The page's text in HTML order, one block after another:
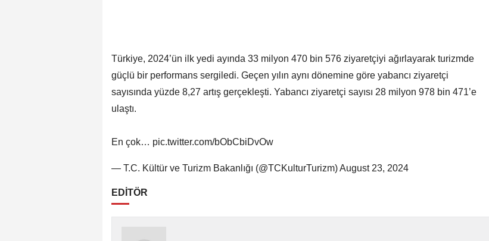
Türkiye, 2024’ün ilk yedi ayında 33 milyon 470 bin 576 ziyaretçiyi ağırlayarak turizmde
güçlü bir performans sergiledi. Geçen yılın aynı dönemine göre yabancı ziyaretçi
sayısında yüzde 8,27 artış gerçekleşti. Yabancı ziyaretçi sayısı 28 milyon 978 bin 471’e
ulaştı.
En çok… pic.twitter.com/bObCbiDvOw
— T.C. Kültür ve Turizm Bakanlığı (@TCKulturTurizm) August 23, 2024
EDİTÖR